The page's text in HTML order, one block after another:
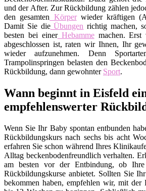
und der After. Zur Rückbildung zählen
den gesamten Körperwieder kräftigen
Damit Sie dieÜbungen richtig machen,
besten bei einerHebammemachen. Erst
abgeschlossen ist, raten wir Ihnen, Ihr
wieder aufzunehmen. Denn
Trampolinspringen belasten den
Rückbildung, dann gewohnter Sport.
Wann beginnt in Eisfeld
empfehlenswerter
Wenn Sie Ihr Baby spontan entbunden
Rückbildungskurs nach sechs bis acht
erfahren Sie schon während Ihres
Alltag beckenbodenfreundlich verhalten.
am besten vor der Entbindung, ob Ihre
Rückbildungskurse anbietet. Sollten Sie
bekommen haben, empfehlen wir, mit der